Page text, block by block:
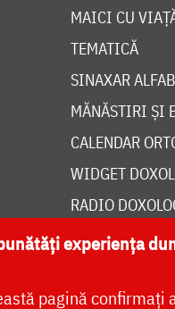
MAICI CU
TEMATICĂ
SINAXAR
MĂNĂSTIRI ȘI
CALENDAR
WIDGET
RADIO
experiența
pagină confirmați